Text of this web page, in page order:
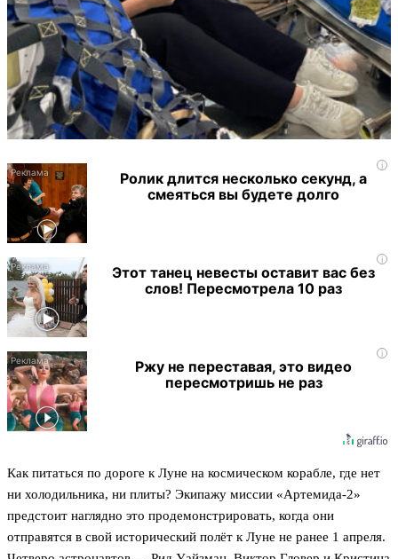
i
Ролик длится несколько секунд, а
смеяться вы будете долго
i
Этот танец невесты оставит вас без
слов! Пересмотрела 10 раз
i
Ржу не переставая, это видео
пересмотришь не раз
Как питаться по дороге к Луне на космическом корабле, где нет
ни холодильника, ни плиты? Экипажу миссии «Артемида-2»
предстоит наглядно это продемонстрировать, когда они
отправятся в свой исторический полёт к Луне не ранее 1 апреля.